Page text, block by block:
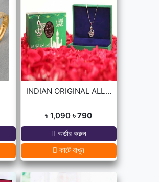
INDIAN ORIGINAL ALLAH BARKAT LOCKET - GOLDEN/SILVER
৳ 1,090৳ 790
অর্ডার করুন
কার্টে রাখুন